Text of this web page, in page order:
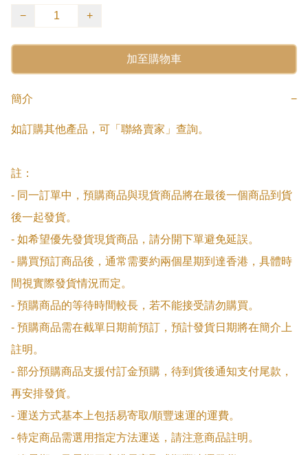
−
+
加至購物車
簡介 −
如訂購其他產品，可「聯絡賣家」查詢。
註：
- 同一訂單中，預購商品與現貨商品將在最後一個商品到貨
後一起發貨。
- 如希望優先發貨現貨商品，請分開下單避免延誤。
- 購買預訂商品後，通常需要約兩個星期到達香港，具體時
間視實際發貨情況而定。
- 預購商品的等待時間較長，若不能接受請勿購買。
- 預購商品需在截單日期前預訂，預計發貨日期將在簡介上
註明。
- 部分預購商品支援付訂金預購，待到貨後通知支付尾款，
再安排發貨。
- 運送方式基本上包括易寄取/順豐速運的運費。
- 特定商品需選用指定方法運送，請注意商品註明。